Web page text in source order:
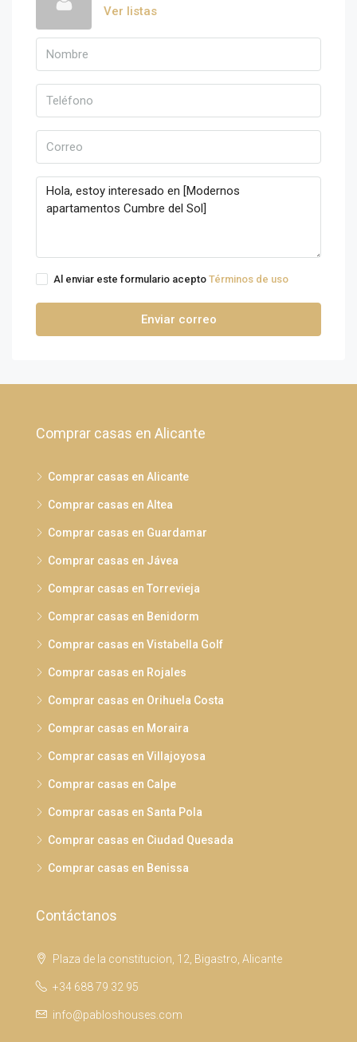
Ver listas
Al enviar este formulario acepto Términos de uso
Enviar correo
Comprar casas en Alicante
Comprar casas en Alicante
Comprar casas en Altea
Comprar casas en Guardamar
Comprar casas en Jávea
Comprar casas en Torrevieja
Comprar casas en Benidorm
Comprar casas en Vistabella Golf
Comprar casas en Rojales
Comprar casas en Orihuela Costa
Comprar casas en Moraira
Comprar casas en Villajoyosa
Comprar casas en Calpe
Comprar casas en Santa Pola
Comprar casas en Ciudad Quesada
Comprar casas en Benissa
Contáctanos
Plaza de la constitucion, 12, Bigastro, Alicante
+34 688 79 32 95
info@pabloshouses.com